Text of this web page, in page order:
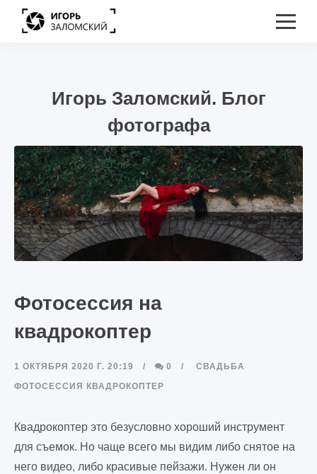
Игорь Заломский. Блог
фотографа
Фотосессия на
квадрокоптер
1 ОКТЯБРЯ 2020 Г. 20:19 0
СВАДЬБА
ФОТОСЕССИЯ
КВАДРОКОПТЕР
Квадрокоптер это безусловно хороший инструмент
для съемок. Но чаще всего мы видим либо снятое на
него видео, либо красивые пейзажи. Нужен ли он